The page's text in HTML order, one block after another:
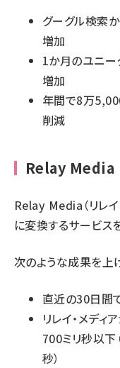
グーグル検索
増加
1か月のユニ
増加
年間で8万
削減
Relay Media
Relay Media（リレイ
に変換するサービス
次のような成果を上
直近の30日間
リレイ・メデ
700ミリ秒以
秒）